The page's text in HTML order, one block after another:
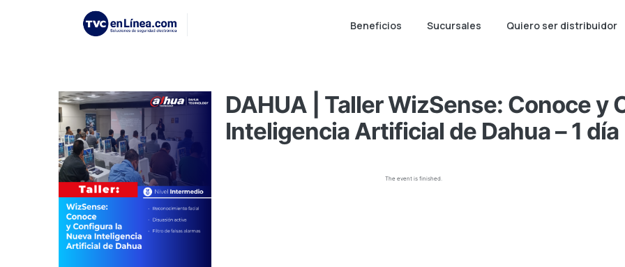
Beneficios Sucursales Quiero ser distribuidor
DAHUA | Taller WizSense: Conoce y
Inteligencia Artificial de Dahua – 1 día
The event is finished.